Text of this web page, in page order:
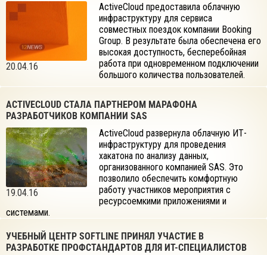
20.04.16
ActiveCloud предоставила облачную
инфраструктуру для сервиса
совместных поездок компании Booking
Group. В результате была обеспечена его
высокая доступность, бесперебойная
работа при одновременном подключении
большого количества пользователей.
ACTIVECLOUD СТАЛА ПАРТНЕРОМ МАРАФОНА
РАЗРАБОТЧИКОВ КОМПАНИИ SAS
19.04.16
ActiveCloud развернула облачную ИТ-
инфраструктуру для проведения
хакатона по анализу данных,
организованного компанией SAS. Это
позволило обеспечить комфортную
работу участников мероприятия с
ресурсоемкими приложениями и
системами.
УЧЕБНЫЙ ЦЕНТР SOFTLINE ПРИНЯЛ УЧАСТИЕ В
РАЗРАБОТКЕ ПРОФСТАНДАРТОВ ДЛЯ ИТ-СПЕЦИАЛИСТОВ